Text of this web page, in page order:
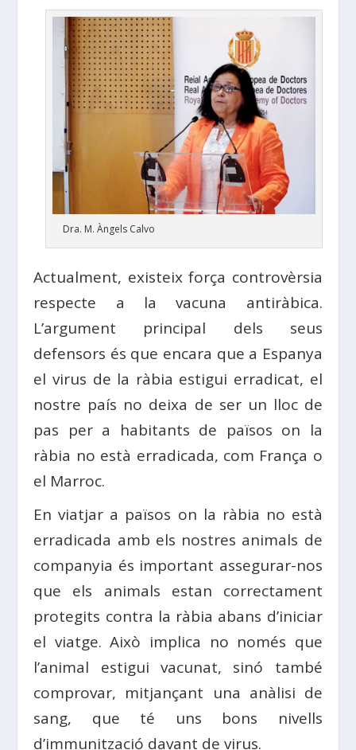
Dra. M. Àngels Calvo
Actualment, existeix força controvèrsia
respecte a la vacuna antiràbica.
L’argument principal dels seus
defensors és que encara que a Espanya
el virus de la ràbia estigui erradicat, el
nostre país no deixa de ser un lloc de
pas per a habitants de països on la
ràbia no està erradicada, com França o
el Marroc.
En viatjar a països on la ràbia no està
erradicada amb els nostres animals de
companyia és important assegurar-nos
que els animals estan correctament
protegits contra la ràbia abans d’iniciar
el viatge. Això implica no només que
l’animal estigui vacunat, sinó també
comprovar, mitjançant una anàlisi de
sang, que té uns bons nivells
d’immunització davant de virus.